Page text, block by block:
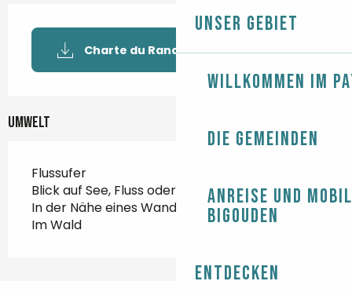
Unser Gebiet
Willkommen im
Die Gemeinden
Anreise und
Bigouden
Entdecken
Charte du Randonneur BDEF
Umwelt
Flussufer
Blick auf See, Fluss oder Kanal
In der Nähe eines Wanderwegs
Im Wald